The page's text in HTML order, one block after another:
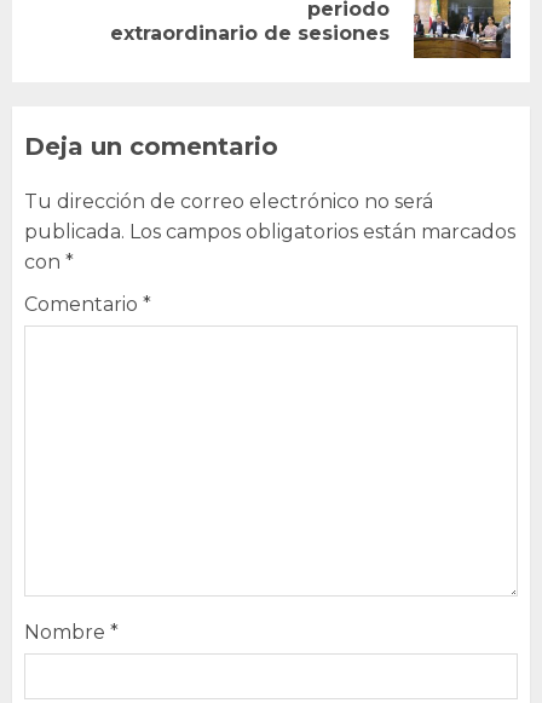
periodo
extraordinario de sesiones
Deja un comentario
Tu dirección de correo electrónico no será
publicada. Los campos obligatorios están marcados
con *
Comentario *
Nombre *